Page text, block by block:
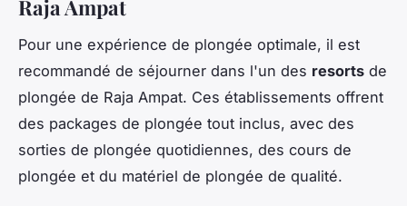
Raja Ampat
Pour une expérience de plongée optimale, il est
recommandé de séjourner dans l'un des resorts de
plongée de Raja Ampat. Ces établissements offrent
des packages de plongée tout inclus, avec des
sorties de plongée quotidiennes, des cours de
plongée et du matériel de plongée de qualité.